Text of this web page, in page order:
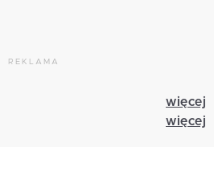
REKLAMA
więcej
więcej